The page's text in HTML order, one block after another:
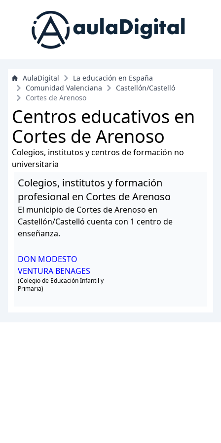
AulaDigital
La educación en España
Comunidad Valenciana
Castellón/Castelló
Cortes de Arenoso
Centros educativos en
Cortes de Arenoso
Colegios, institutos y centros de formación no
universitaria
Colegios, institutos y formación
profesional en Cortes de Arenoso
El municipio de Cortes de Arenoso en
Castellón/Castelló cuenta con 1 centro de
enseñanza.
DON MODESTO
VENTURA BENAGES
(Colegio de Educación Infantil y
Primaria)